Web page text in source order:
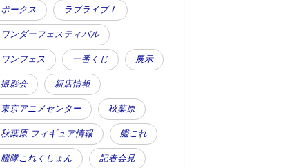
ボークス ラブライブ！
ワンダーフェスティバル
ワンフェス 一番くじ 展示
撮影会 新店情報
東京アニメセンター 秋葉原
秋葉原 フィギュア情報 艦これ
艦隊これくしょん 記者会見